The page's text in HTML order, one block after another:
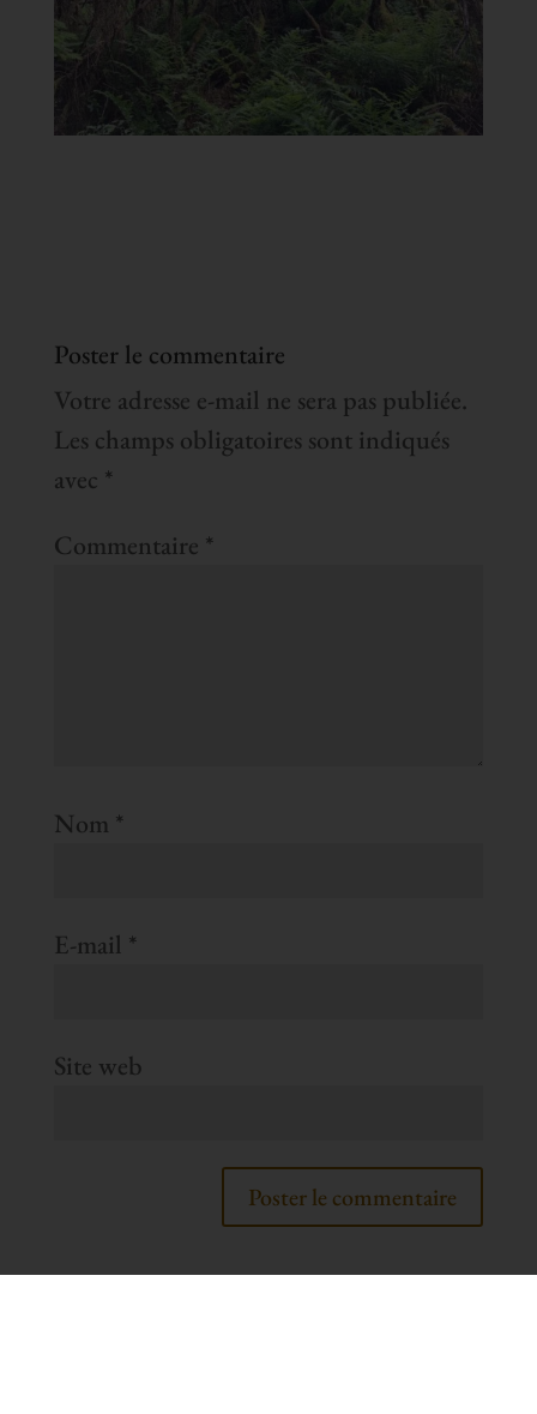
Poster le commentaire
Votre adresse e-mail ne sera pas publiée.
Les champs obligatoires sont indiqués
avec *
Commentaire *
Nom *
E-mail *
Site web